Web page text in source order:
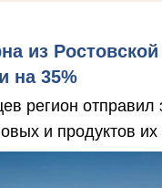
из
на 35%
регион отправил
и продуктов их